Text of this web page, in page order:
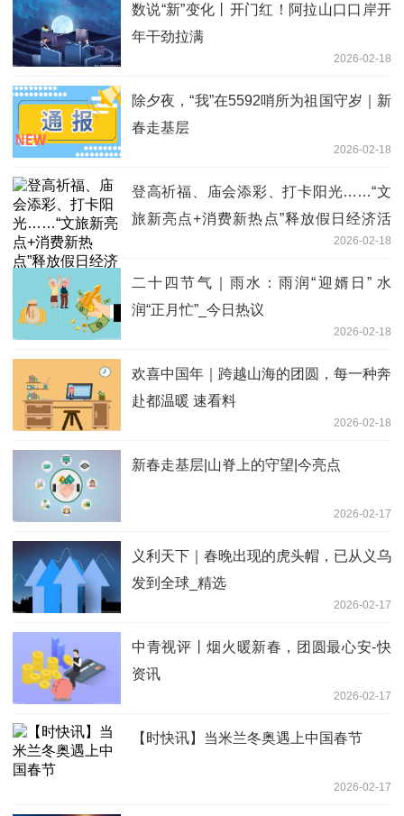
数说“新”变化丨开门红！阿拉山口口岸开
年干劲拉满
2026-02-18
除夕夜，“我”在5592哨所为祖国守岁｜新
春走基层
2026-02-18
登高祈福、庙会添彩、打卡阳光……“文
旅新亮点+消费新热点”释放假日经济活
2026-02-18
二十四节气｜雨水：雨润“迎婿日” 水
润“正月忙”_今日热议
2026-02-18
欢喜中国年｜跨越山海的团圆，每一种奔
赴都温暖 速看料
2026-02-18
新春走基层|山脊上的守望|今亮点
2026-02-17
义利天下｜春晚出现的虎头帽，已从义乌
发到全球_精选
2026-02-17
中青视评丨烟火暖新春，团圆最心安-快
资讯
2026-02-17
【时快讯】当米兰冬奥遇上中国春节
2026-02-17